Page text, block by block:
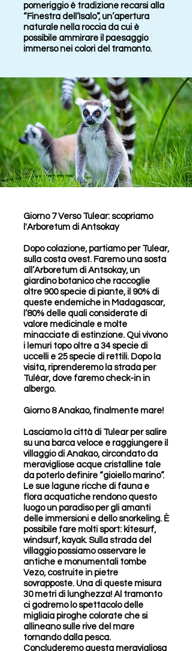
pomeriggio è tradizione recarsi alla
“Finestra dell’Isalo”, un’apertura
naturale nella roccia da cui è
possibile ammirare il paesaggio
immerso nei colori del tramonto.
Giorno 7 Verso Tulear: scopriamo
l'Arboretum di Antsokay
Dopo colazione, partiamo per Tulear,
sulla costa ovest. Faremo una sosta
all’Arboretum di Antsokay, un
giardino botanico che raccoglie
oltre 900 specie di piante, il 90% di
queste endemiche in Madagascar,
l’80% delle quali considerate di
valore medicinale e molte
minacciate di estinzione. Qui vivono
i lemuri topo oltre a 34 specie di
uccelli e 25 specie di rettili. Dopo la
visita, riprenderemo la strada per
Tuléar, dove faremo check-in in
albergo.
Giorno 8 Anakao, finalmente mare!
Lasciamo la città di Tulear per salire
su una barca veloce e raggiungere il
villaggio di Anakao, circondato da
meravigliose acque cristalline tale
da poterlo definire “gioiello marino”.
Le sue lagune ricche di fauna e
flora acquatiche rendono questo
luogo un paradiso per gli amanti
delle immersioni e dello snorkeling. È
possibile fare molti sport: kitesurf,
windsurf, kayak. Sulla strada del
villaggio possiamo osservare le
antiche e monumentali tombe
Vezo, costruite in pietre
sovrapposte. Una di queste misura
30 metri di lunghezza! Al tramonto
ci godremo lo spettacolo delle
migliaia piroghe colorate che si
allineano sulle rive del mare
tornando dalla pesca.
Concluderemo questa meravigliosa